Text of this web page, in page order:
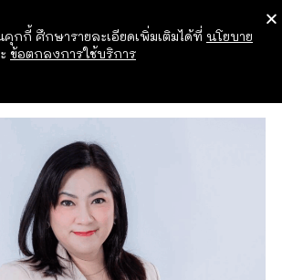
กกี้ ศึกษารายละเอียดเพิ่มเติมได้ที่ นโยบาย
ข้อตกลงการใช้บริการ